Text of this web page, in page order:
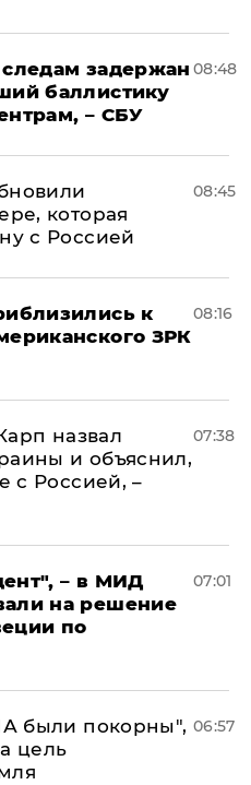
задержан
баллистику
– СБУ
08:48
которая
с Россией
08:45
к
ЗРК
08:16
назвал
и объяснил,
с Россией, –
07:38
– в МИД
на решение
по
07:01
были покорны",
цель
06:57